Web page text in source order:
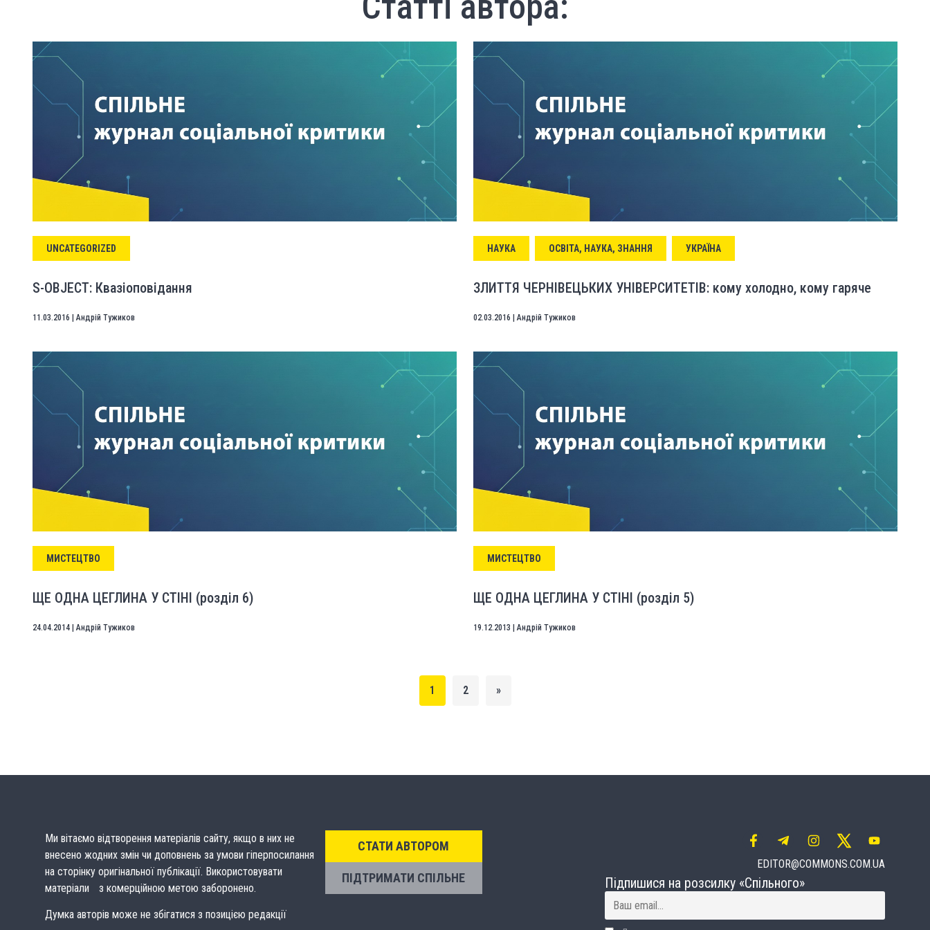
UNCATEGORIZED
S-OBJECT: Квазіоповідання
11.03.2016 Андрій Тужиков
НАУКА ОСВІТА, НАУКА, ЗНАННЯ УКРАЇНА
ЗЛИТТЯ ЧЕРНІВЕЦЬКИХ УНІВЕРСИТЕТІВ: кому холодно, кому гаряче
02.03.2016 Андрій Тужиков
МИСТЕЦТВО
ЩЕ ОДНА ЦЕГЛИНА У СТІНІ (розділ 6)
24.04.2014 Андрій Тужиков
МИСТЕЦТВО
ЩЕ ОДНА ЦЕГЛИНА У СТІНІ (розділ 5)
19.12.2013 Андрій Тужиков
1 2 »
Ми вітаємо відтворення матеріалів сайту, якщо в них не
внесено жодних змін чи доповнень за умови гіперпосилання
на сторінку оригінальної публікації. Використовувати
матеріали з комерційною метою заборонено.
Думка авторів може не збігатися з позицією редакції
СТАТИ АВТОРОМ
ПІДТРИМАТИ СПІЛЬНЕ
EDITOR@COMMONS.COM.UA
Підпишися на розсилку «Спільного»